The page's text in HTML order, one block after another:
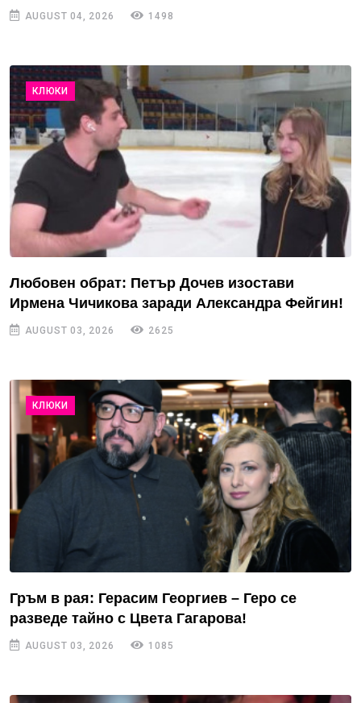
AUGUST 04, 2026 1498
КЛЮКИ
Любовен обрат: Петър Дочев изостави
Ирмена Чичикова заради Александра Фейгин!
AUGUST 03, 2026 2625
КЛЮКИ
Гръм в рая: Герасим Георгиев – Геро се
разведе тайно с Цвета Гагарова!
AUGUST 03, 2026 1085